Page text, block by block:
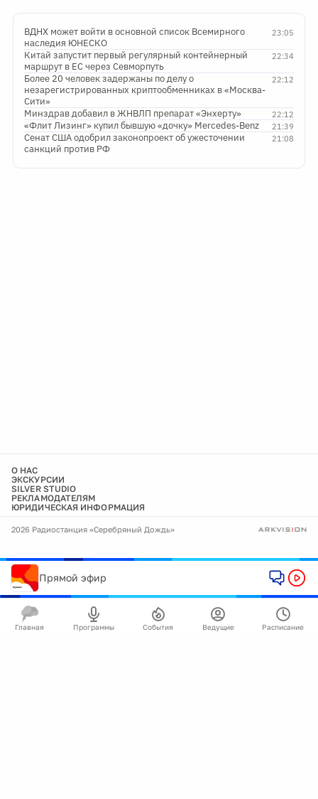
23:05
ВДНХ может войти в основной список Всемирного
наследия ЮНЕСКО
22:34
Китай запустит первый регулярный контейнерный
маршрут в ЕС через Севморпуть
22:12
Более 20 человек задержаны по делу о
незарегистрированных криптообменниках в «Москва-
Сити»
22:12
Минздрав добавил в ЖНВЛП препарат «Энхерту»
21:39
«Флит Лизинг» купил бывшую «дочку» Mercedes-Benz
21:08
Сенат США одобрил законопроект об ужесточении
санкций против РФ
О НАС
ЭКСКУРСИИ
SILVER STUDIO
РЕКЛАМОДАТЕЛЯМ
ЮРИДИЧЕСКАЯ ИНФОРМАЦИЯ
2026 Радиостанция «Серебряный Дождь»
Прямой эфир
Главная Программы События Ведущие Расписание